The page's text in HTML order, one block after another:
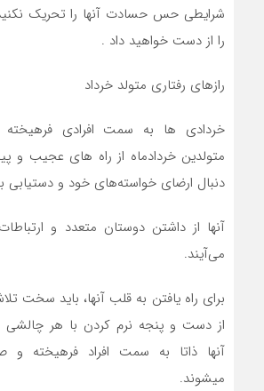
شرايطي حس حسادت آنها را تحريک نکنيد
را از دست خواهيد داد .
رازهای رفتاری متولد خرداد
خردادی ها به سمت افرادي
متولدين خردادماه از راه هاي عجيب و
دنبال ارضاي خواسته‌هاي خود و
آنها از داشتن دوستان متعدد و
مي‌آيند.
براي راه يافتن به قلب آنها، بايد سخت
از دست و پنجه نرم کردن با هر چالشي
آنها ذاتا به سمت افراد فرهيخته
ميشوند.